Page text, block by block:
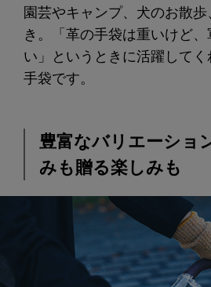
園芸やキャンプ、犬のお散
き。「革の手袋は重いけど
い」というときに活躍して
手袋です。
豊富なバリエーショ
みも贈る楽しみも